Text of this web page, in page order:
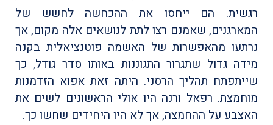
רגשית. הם ייחסו את ההכחשה לחשש של
המארגנים, שאמנם רצו לתת לנושאים אלה מקום, אך
נרתעו מהאפשרות של האשמה פוטנציאלית בקנה
מידה גדול שתגרור התגוננות באותו סדר גודל, כך
שייתפתח תהליך הרסני. היתה זאת אפוא הזדמנות
מוחמצת. רפאל ורנה היו אולי הראשונים לשים את
האצבע על ההחמצה, אך לא היו היחידים שחשו כך.